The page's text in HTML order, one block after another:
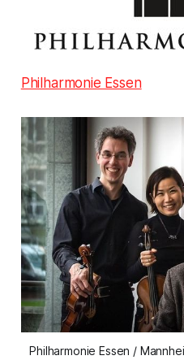
Philharmonie Essen
Philharmonie Essen /